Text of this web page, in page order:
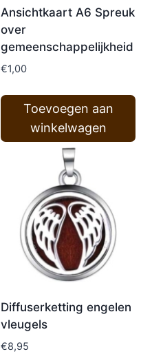
Ansichtkaart A6 Spreuk
over
gemeenschappelijkheid
€1,00
Toevoegen aan
winkelwagen
Diffuserketting engelen
vleugels
€8,95